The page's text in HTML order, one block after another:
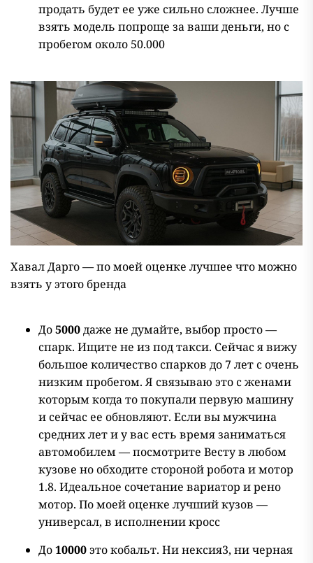
продать будет ее уже сильно сложнее. Лучше
взять модель попроще за ваши деньги, но с
пробегом около 50.000
Хавал Дарго — по моей оценке лучшее что можно
взять у этого бренда
До5000даже не думайте, выбор просто —
спарк. Ищите не из под такси. Сейчас я вижу
большое количество спарков до 7 лет с очень
низким пробегом. Я связываю это с женами
которым когда то покупали первую машину
и сейчас ее обновляют. Если вы мужчина
средних лет и у вас есть время заниматься
автомобилем — посмотрите Весту в любом
кузове но обходите стороной робота и мотор
1.8. Идеальное сочетание вариатор и рено
мотор. По моей оценке лучший кузов —
универсал, в исполнении кросс
До10000это кобальт. Ни нексия3, ни черная